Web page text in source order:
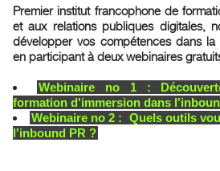
Premier institut francophone de formation dédié à l'inbound PR
et aux relations publiques digitales,
développer vos compétences dans la
en participant à deux webinaires
Webinaire no 1 :
formation d'immersion dans
Webinaire no 2 : Quels outils
l'inbound PR ?